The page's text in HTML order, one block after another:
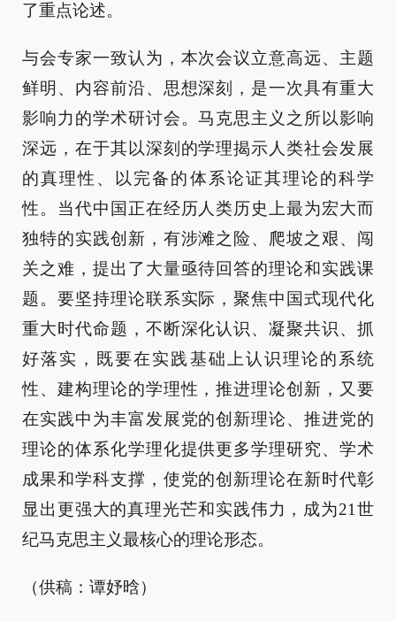
了重点论述。
与会专家一致认为，本次会议立意高远、主题
鲜明、内容前沿、思想深刻，是一次具有重大
影响力的学术研讨会。马克思主义之所以影响
深远，在于其以深刻的学理揭示人类社会发展
的真理性、以完备的体系论证其理论的科学
性。当代中国正在经历人类历史上最为宏大而
独特的实践创新，有涉滩之险、爬坡之艰、闯
关之难，提出了大量亟待回答的理论和实践课
题。要坚持理论联系实际，聚焦中国式现代化
重大时代命题，不断深化认识、凝聚共识、抓
好落实，既要在实践基础上认识理论的系统
性、建构理论的学理性，推进理论创新，又要
在实践中为丰富发展党的创新理论、推进党的
理论的体系化学理化提供更多学理研究、学术
成果和学科支撑，使党的创新理论在新时代彰
显出更强大的真理光芒和实践伟力，成为21世
纪马克思主义最核心的理论形态。
（供稿：谭妤晗）